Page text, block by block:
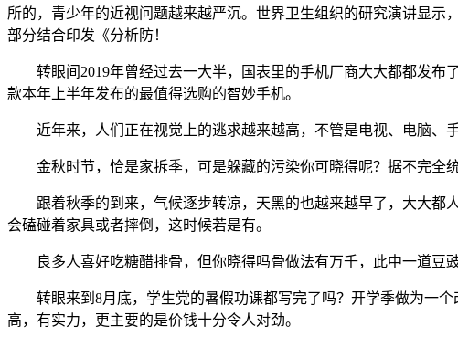
所的，青少年的近视问题越来越严沉。世界卫生组织的研究演讲显示
部分结合印发《分析防！
转眼间2019年曾经过去一大半，国表里的手机厂商大大都都发布
款本年上半年发布的最值得选购的智妙手机。
近年来，人们正在视觉上的逃求越来越高，不管是电视、电脑、手
金秋时节，恰是家拆季，可是躲藏的污染你可晓得呢？据不完全统
跟着秋季的到来，气候逐步转凉，天黑的也越来越早了，大大都
会磕碰着家具或者摔倒，这时候若是有。
良多人喜好吃糖醋排骨，但你晓得吗骨做法有万千，此中一道豆豉
转眼来到8月底，学生党的暑假功课都写完了吗？开学季做为一个
高，有实力，更主要的是价钱十分令人对劲。